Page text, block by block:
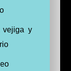
vejiga y